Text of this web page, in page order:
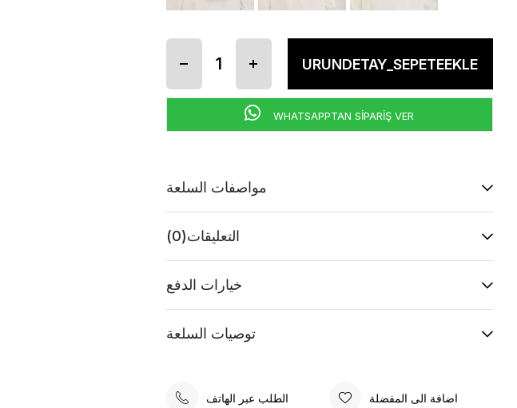
WHATSAPPTAN SİPARİŞ VER
مواصفات السلعة
التعليقات(0)
خيارات الدفع
توصيات السلعة
الطلب عبر الهاتف اضافة الى المفضلة